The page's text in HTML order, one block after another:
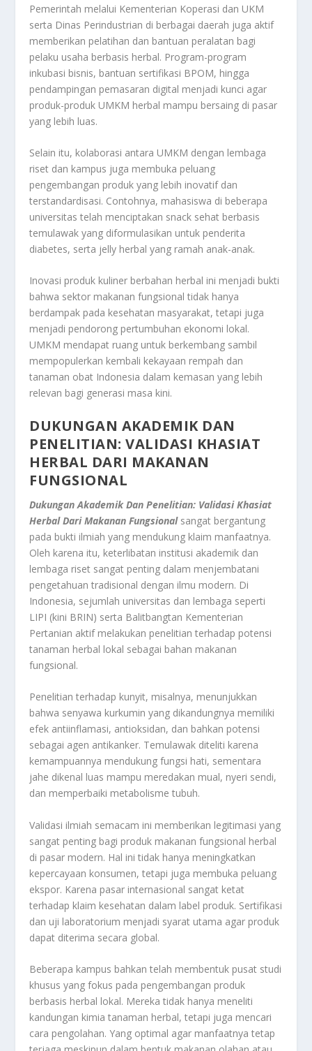
Pemerintah melalui Kementerian Koperasi dan UKM
serta Dinas Perindustrian di berbagai daerah juga aktif
memberikan pelatihan dan bantuan peralatan bagi
pelaku usaha berbasis herbal. Program-program
inkubasi bisnis, bantuan sertifikasi BPOM, hingga
pendampingan pemasaran digital menjadi kunci agar
produk-produk UMKM herbal mampu bersaing di pasar
yang lebih luas.
Selain itu, kolaborasi antara UMKM dengan lembaga
riset dan kampus juga membuka peluang
pengembangan produk yang lebih inovatif dan
terstandardisasi. Contohnya, mahasiswa di beberapa
universitas telah menciptakan snack sehat berbasis
temulawak yang diformulasikan untuk penderita
diabetes, serta jelly herbal yang ramah anak-anak.
Inovasi produk kuliner berbahan herbal ini menjadi bukti
bahwa sektor makanan fungsional tidak hanya
berdampak pada kesehatan masyarakat, tetapi juga
menjadi pendorong pertumbuhan ekonomi lokal.
UMKM mendapat ruang untuk berkembang sambil
mempopulerkan kembali kekayaan rempah dan
tanaman obat Indonesia dalam kemasan yang lebih
relevan bagi generasi masa kini.
DUKUNGAN AKADEMIK DAN
PENELITIAN: VALIDASI KHASIAT
HERBAL DARI MAKANAN
FUNGSIONAL
Dukungan Akademik Dan Penelitian: Validasi Khasiat
Herbal Dari Makanan Fungsionalsangat bergantung
pada bukti ilmiah yang mendukung klaim manfaatnya.
Oleh karena itu, keterlibatan institusi akademik dan
lembaga riset sangat penting dalam menjembatani
pengetahuan tradisional dengan ilmu modern. Di
Indonesia, sejumlah universitas dan lembaga seperti
LIPI (kini BRIN) serta Balitbangtan Kementerian
Pertanian aktif melakukan penelitian terhadap potensi
tanaman herbal lokal sebagai bahan makanan
fungsional.
Penelitian terhadap kunyit, misalnya, menunjukkan
bahwa senyawa kurkumin yang dikandungnya memiliki
efek antiinflamasi, antioksidan, dan bahkan potensi
sebagai agen antikanker. Temulawak diteliti karena
kemampuannya mendukung fungsi hati, sementara
jahe dikenal luas mampu meredakan mual, nyeri sendi,
dan memperbaiki metabolisme tubuh.
Validasi ilmiah semacam ini memberikan legitimasi yang
sangat penting bagi produk makanan fungsional herbal
di pasar modern. Hal ini tidak hanya meningkatkan
kepercayaan konsumen, tetapi juga membuka peluang
ekspor. Karena pasar internasional sangat ketat
terhadap klaim kesehatan dalam label produk. Sertifikasi
dan uji laboratorium menjadi syarat utama agar produk
dapat diterima secara global.
Beberapa kampus bahkan telah membentuk pusat studi
khusus yang fokus pada pengembangan produk
berbasis herbal lokal. Mereka tidak hanya meneliti
kandungan kimia tanaman herbal, tetapi juga mencari
cara pengolahan. Yang optimal agar manfaatnya tetap